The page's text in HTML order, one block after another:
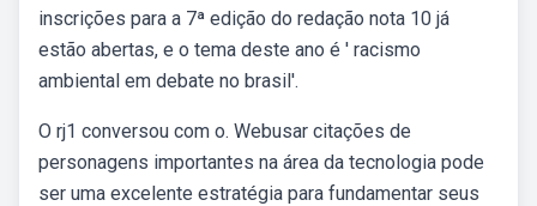
inscrições para a 7ª edição do redação nota 10 já
estão abertas, e o tema deste ano é ' racismo
ambiental em debate no brasil'.
O rj1 conversou com o. Webusar citações de
personagens importantes na área da tecnologia pode
ser uma excelente estratégia para fundamentar seus